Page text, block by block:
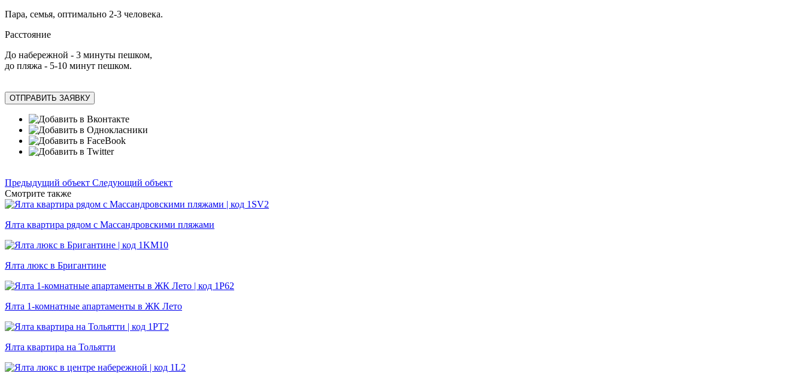
Пара, семья, оптимально 2-3 человека.
Расстояние
До набережной - 3 минуты пешком,
до пляжа - 5-10 минут пешком.
ОТПРАВИТЬ ЗАЯВКУ
Предыдущий объект Следующий объект
Смотрите также
Ялта квартира рядом с Массандровскими пляжами
Ялта люкс в Бригантине
Ялта 1-комнатные апартаменты в ЖК Лето
Ялта квартира на Тольятти